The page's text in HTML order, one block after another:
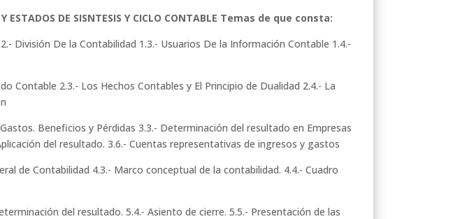
ESTADOS DE SISNTESIS Y CICLO CONTABLE Temas de que consta:
División De la Contabilidad 1.3.- Usuarios De la Información Contable 1.4.-
Contable 2.3.- Los Hechos Contables y El Principio de Dualidad 2.4.- La
Beneficios y Pérdidas 3.3.- Determinación del resultado en Empresas
del resultado. 3.6.- Cuentas representativas de ingresos y gastos
de Contabilidad 4.3.- Marco conceptual de la contabilidad. 4.4.- Cuadro
del resultado. 5.4.- Asiento de cierre. 5.5.- Presentación de las